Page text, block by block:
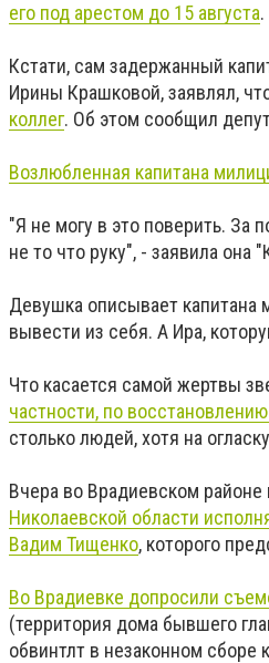
его под арестом до 15 августа.
Кстати, сам задержанный
Ирины Крашковой, заявлял,
коллег. Об этом сообщил
Возлюбленная капитана
"Я не могу в это поверить. За
не то что руку", - заявила она
Девушка описывает
вывести из себя. А Ира,
Что касается самой жертвы
частности, по
столько людей, хотя на
Вчера во Врадиевском районе
Николаевской области
Вадим Тищенко, которого
Во Врадиевке допросили
(территория дома бывшего
обвинтлт в незаконном сборе